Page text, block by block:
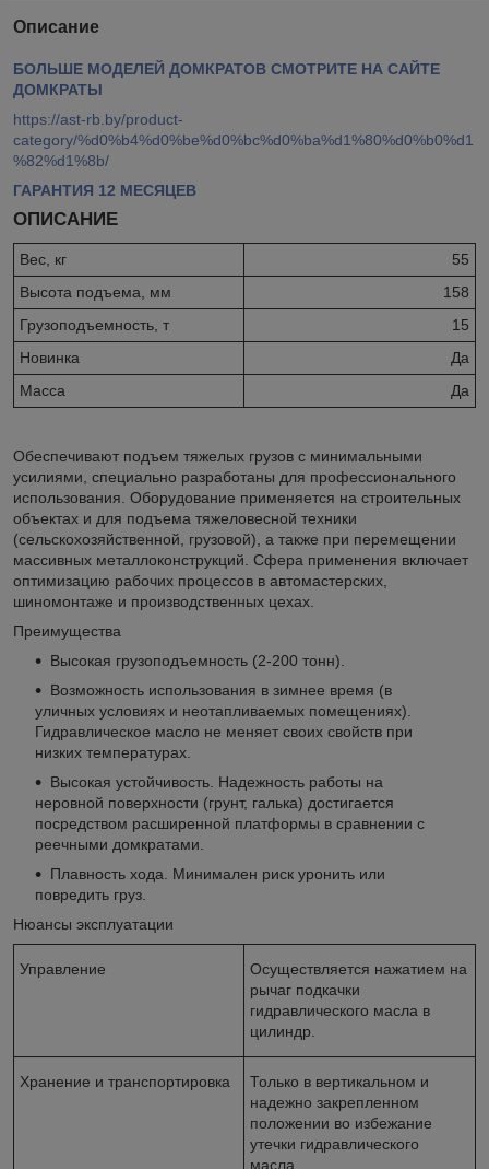
Описание
БОЛЬШЕ МОДЕЛЕЙ ДОМКРАТОВ СМОТРИТЕ НА САЙТЕ
ДОМКРАТЫ
https://ast-rb.by/product-
category/%d0%b4%d0%be%d0%bc%d0%ba%d1%80%d0%b0%d1
%82%d1%8b/
ГАРАНТИЯ 12 МЕСЯЦЕВ
ОПИСАНИЕ
Вес, кг
55
Высота подъема, мм
158
Грузоподъемность, т
15
Новинка
Да
Масса
Да
Обеспечивают подъем тяжелых грузов с минимальными
усилиями, специально разработаны для профессионального
использования. Оборудование применяется на строительных
объектах и для подъема тяжеловесной техники
(сельскохозяйственной, грузовой), а также при перемещении
массивных металлоконструкций. Сфера применения включает
оптимизацию рабочих процессов в автомастерских,
шиномонтаже и производственных цехах.
Преимущества
Высокая грузоподъемность (2-200 тонн).
Возможность использования в зимнее время (в
уличных условиях и неотапливаемых помещениях).
Гидравлическое масло не меняет своих свойств при
низких температурах.
Высокая устойчивость. Надежность работы на
неровной поверхности (грунт, галька) достигается
посредством расширенной платформы в сравнении с
реечными домкратами.
Плавность хода. Минимален риск уронить или
повредить груз.
Нюансы эксплуатации
Управление
Осуществляется нажатием на
рычаг подкачки
гидравлического масла в
цилиндр.
Хранение и транспортировка
Только в вертикальном и
надежно закрепленном
положении во избежание
утечки гидравлического
масла.